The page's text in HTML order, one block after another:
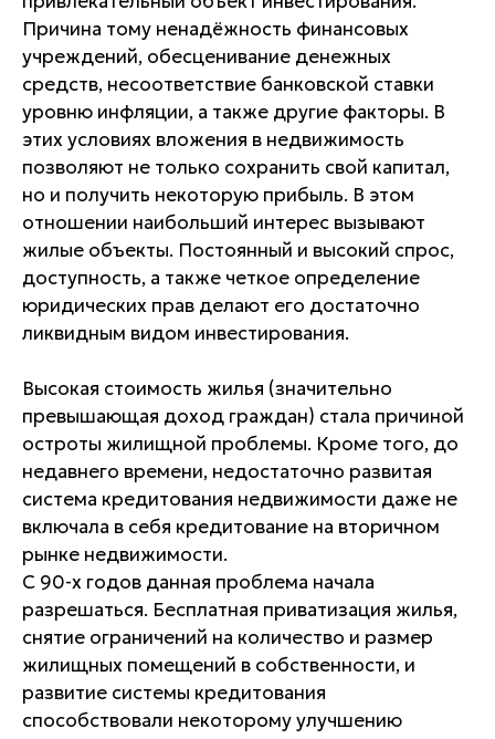
Причина тому ненадёжность финансовых
учреждений, обесценивание денежных
средств, несоответствие банковской ставки
уровню инфляции, а также другие факторы. В
этих условиях вложения в недвижимость
позволяют не только сохранить свой капитал,
но и получить некоторую прибыль. В этом
отношении наибольший интерес вызывают
жилые объекты. Постоянный и высокий спрос,
доступность, а также четкое определение
юридических прав делают его достаточно
ликвидным видом инвестирования.
Высокая стоимость жилья (значительно
превышающая доход граждан) стала причиной
остроты жилищной проблемы. Кроме того, до
недавнего времени, недостаточно развитая
система кредитования недвижимости даже не
включала в себя кредитование на вторичном
рынке недвижимости.
С 90-х годов данная проблема начала
разрешаться. Бесплатная приватизация жилья,
снятие ограничений на количество и размер
жилищных помещений в собственности, и
развитие системы кредитования
способствовали некоторому улучшению